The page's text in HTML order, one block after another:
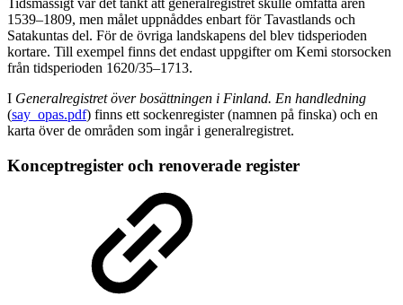
Tidsmässigt var det tänkt att generalregistret skulle omfatta åren
1539–1809, men målet uppnåddes enbart för Tavastlands och
Satakuntas del. För de övriga landskapens del blev tidsperioden
kortare. Till exempel finns det endast uppgifter om Kemi storsocken
från tidsperioden 1620/35–1713.
I Generalregistret över bosättningen i Finland. En handledning
(say_opas.pdf) finns ett sockenregister (namnen på finska) och en
karta över de områden som ingår i generalregistret.
Konceptregister och renoverade register